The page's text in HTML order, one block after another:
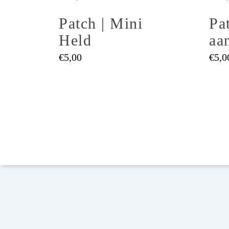
Patch | Mini
Held
€5,00 €
Je kan